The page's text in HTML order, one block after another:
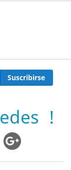
Suscribirse
!